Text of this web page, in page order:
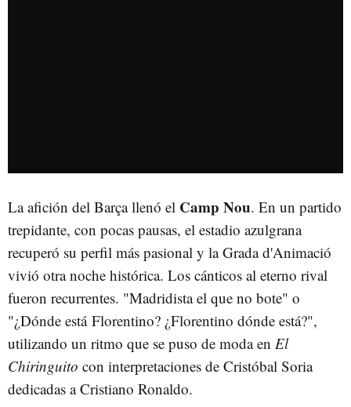
La afición del Barça llenó el Camp Nou. En un partido
trepidante, con pocas pausas, el estadio azulgrana
recuperó su perfil más pasional y la Grada d'Animació
vivió otra noche histórica. Los cánticos al eterno rival
fueron recurrentes. "Madridista el que no bote" o
"¿Dónde está Florentino? ¿Florentino dónde está?",
utilizando un ritmo que se puso de moda en El
Chiringuito con interpretaciones de Cristóbal Soria
dedicadas a Cristiano Ronaldo.